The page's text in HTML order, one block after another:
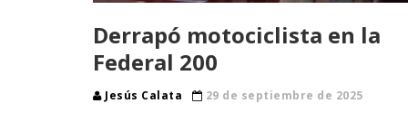
Derrapó motociclista en la
Federal 200
Jesús Calata
29 de septiembre de 2025